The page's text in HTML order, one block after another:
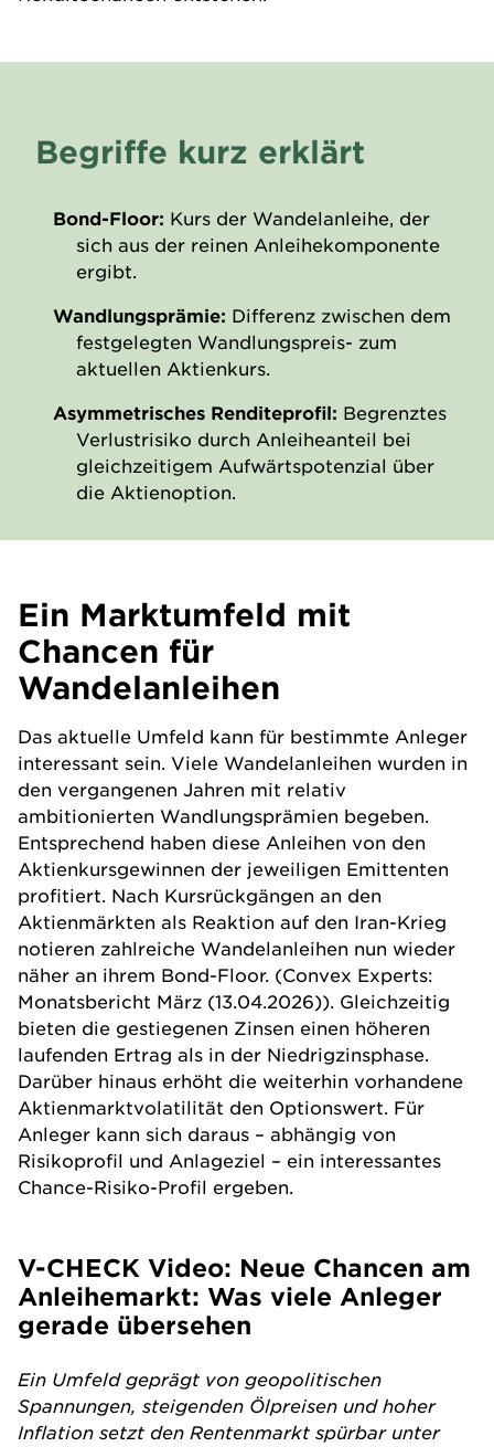
Begriffe kurz erklärt
Bond-Floor: Kurs der Wandelanleihe, der
sich aus der reinen Anleihekomponente
ergibt.
Wandlungsprämie: Differenz zwischen dem
festgelegten Wandlungspreis- zum
aktuellen Aktienkurs.
Asymmetrisches Renditeprofil: Begrenztes
Verlustrisiko durch Anleiheanteil bei
gleichzeitigem Aufwärtspotenzial über
die Aktienoption.
Ein Marktumfeld mit
Chancen für
Wandelanleihen
Das aktuelle Umfeld kann für bestimmte Anleger
interessant sein. Viele Wandelanleihen wurden in
den vergangenen Jahren mit relativ
ambitionierten Wandlungsprämien begeben.
Entsprechend haben diese Anleihen von den
Aktienkursgewinnen der jeweiligen Emittenten
profitiert. Nach Kursrückgängen an den
Aktienmärkten als Reaktion auf den Iran-Krieg
notieren zahlreiche Wandelanleihen nun wieder
näher an ihrem Bond-Floor. (Convex Experts:
Monatsbericht März (13.04.2026)). Gleichzeitig
bieten die gestiegenen Zinsen einen höheren
laufenden Ertrag als in der Niedrigzinsphase.
Darüber hinaus erhöht die weiterhin vorhandene
Aktienmarktvolatilität den Optionswert. Für
Anleger kann sich daraus – abhängig von
Risikoprofil und Anlageziel – ein interessantes
Chance-Risiko-Profil ergeben.
V-CHECK Video: Neue Chancen am
Anleihemarkt: Was viele Anleger
gerade übersehen
Ein Umfeld geprägt von geopolitischen
Spannungen, steigenden Ölpreisen und hoher
Inflation setzt den Rentenmarkt spürbar unter